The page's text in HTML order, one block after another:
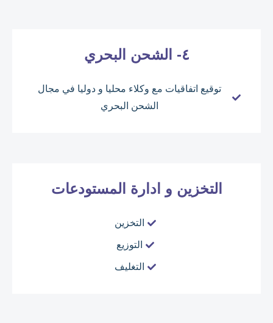
توقيع اتفاقيات مع وكلاء محليا و دوليا في مجال
الشحن البحري
التخزين و ادارة المستودعات
التخزين
التوزيع
التغليف